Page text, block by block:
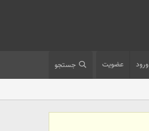
ورود عضویت جستجو